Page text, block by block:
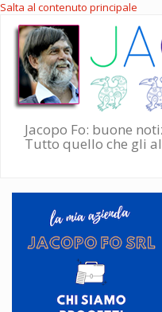
Salta al contenuto principale
Jacopo Fo: buone
Tutto quello che gli